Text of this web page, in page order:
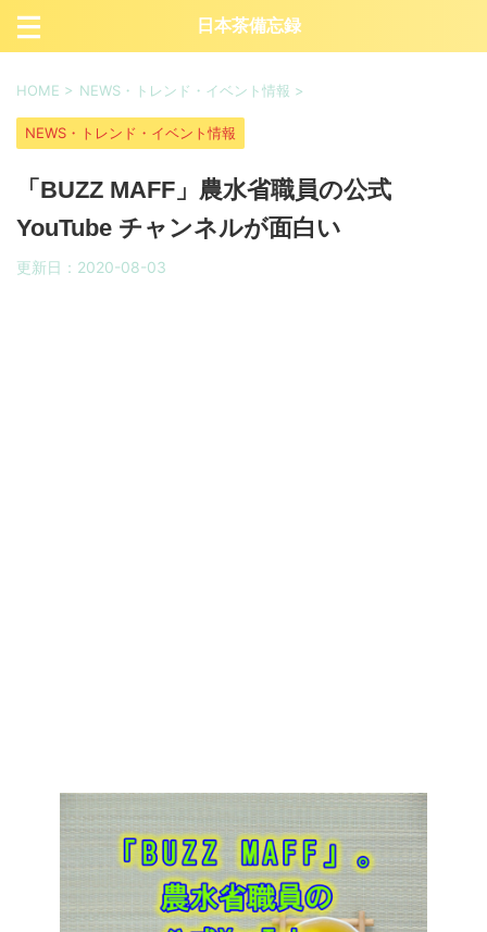
日本茶備忘録
HOME > NEWS・トレンド・イベント情報 >
NEWS・トレンド・イベント情報
「BUZZ MAFF」農水省職員の公式
YouTube チャンネルが面白い
更新日： 2020-08-03